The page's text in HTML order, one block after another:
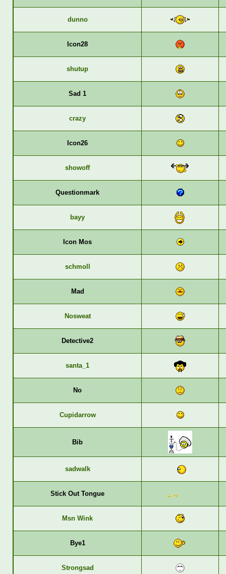
dunno
Icon28
shutup
Sad 1
crazy
Icon26
showoff
Questionmark
bayy
Icon Mos
schmoll
Mad
Nosweat
Detective2
santa_1
No
Cupidarrow
Bib
sadwalk
Stick Out Tongue
Msn Wink
Bye1
Strongsad